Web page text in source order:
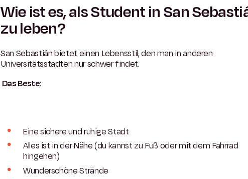
Wie ist es, als Student in San
zu leben?
San Sebastián bietet einen Lebensstil, den man in anderen
Universitätsstädten nur schwer findet.
Das Beste:
Eine sichere und ruhige Stadt
Alles ist in der Nähe (du kannst zu Fuß oder mit dem Fahrrad
hingehen)
Wunderschöne Strände